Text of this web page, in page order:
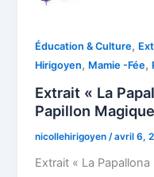
Éducation & Culture,
Hirigoyen, Mamie -Fée,
Extrait « La
Papillon
nicollehirigoyen/avril 6,
Extrait « La